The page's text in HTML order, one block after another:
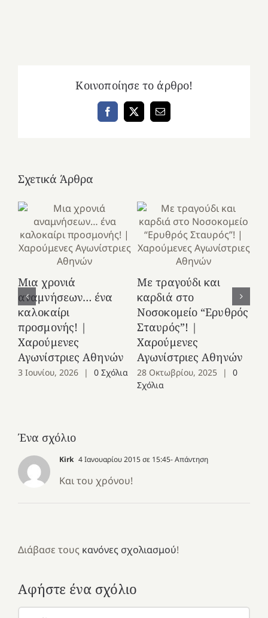
Κοινοποίησε το άρθρο!
Facebook
X Email
Σχετικά Άρθρα
Μια χρονιά
αναμνήσεων… ένα
καλοκαίρι
προσμονής! |
Χαρούμενες
Αγωνίστριες Αθηνών
3 Ιουνίου, 2026 | 0 Σχόλια
Με τραγούδι και
καρδιά στο
Νοσοκομείο “Ερυθρός
Σταυρός”! |
Χαρούμενες
Αγωνίστριες Αθηνών
28 Οκτωβρίου, 2025 |
0
Σχόλια
Ένα σχόλιο
Kirk 4 Ιανουαρίου 2015 σε 15:45- Απάντηση
Και του χρόνου!
Διάβασε τους κανόνες σχολιασμού!
Αφήστε ένα σχόλιο